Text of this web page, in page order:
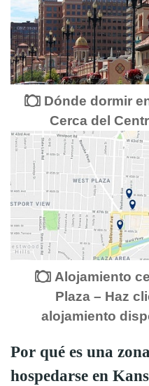
Dónde dormir
Cerca del
Alojamiento
Plaza – Haz
alojamiento
Por qué es una
hospedarse en